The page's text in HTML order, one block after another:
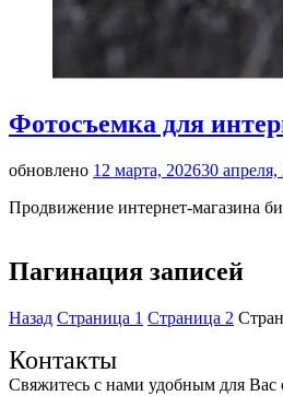
Фотосъемка для
обновлено 12 марта, 202630 апреля,
Продвижение интернет-магазина
Пагинация записей
Назад Страница 1 Страница 2
Контакты
Свяжитесь с нами удобным для Вас